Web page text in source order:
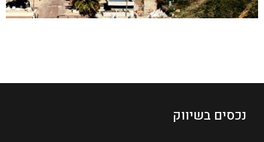
נכסים בשיווק